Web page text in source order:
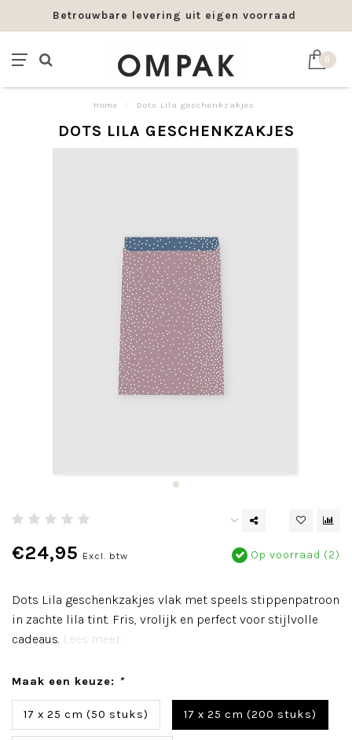
Betrouwbare levering uit eigen voorraad
0
Home Dots Lila geschenkzakjes
DOTS LILA GESCHENKZAKJES
€24,95 Excl. btw Op voorraad (2)
Dots Lila geschenkzakjes vlak met speels stippenpatroon
in zachte lila tint. Fris, vrolijk en perfect voor stijlvolle
cadeaus. Lees meer..
Maak een keuze: *
17 x 25 cm (50 stuks) 17 x 25 cm (200 stuks)